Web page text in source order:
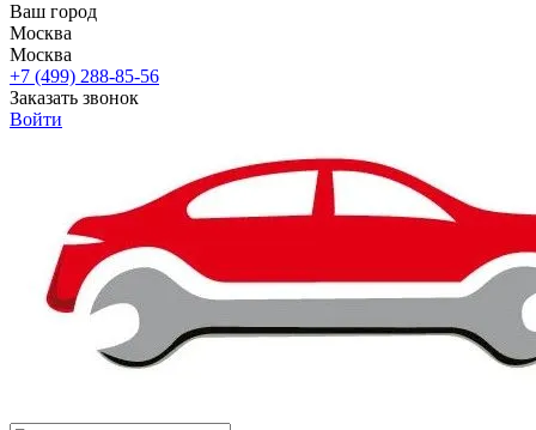
Ваш город
Москва
Москва
+7 (499) 288-85-56
Заказать звонок
Войти